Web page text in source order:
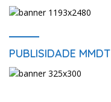
PUBLISIDADE MMDT